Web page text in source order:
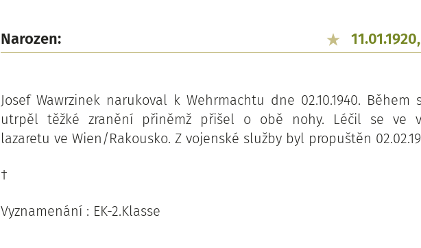
Narozen:
Josef Wawrzinek narukoval k Wehrmachtu dne 02.10.1940. Během
utrpěl těžké zranění přiněmž přišel o obě nohy. Léčil se ve
lazaretu ve Wien/Rakousko. Z vojenské služby byl propuštěn
†
Vyznamenání : EK-2.Klasse